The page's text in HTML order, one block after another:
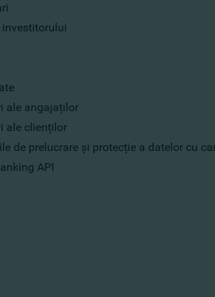
investitorului
ale angajaților
ale clienților
de prelucrare și protecție a datelor cu
API